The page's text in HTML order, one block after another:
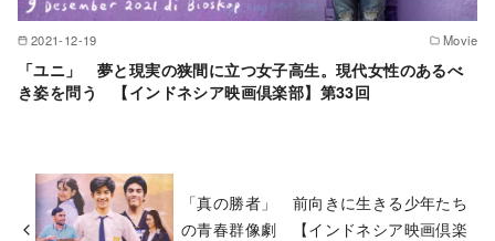
2021-12-19 Movie
「ユニ」 夢と現実の狭間に立つ女子高生。現代女性のあるべ
き姿を問う 【インドネシア映画倶楽部】第33回
「真の勝者」 前向きに生きる少年たち
の青春群像劇 【インドネシア映画倶楽